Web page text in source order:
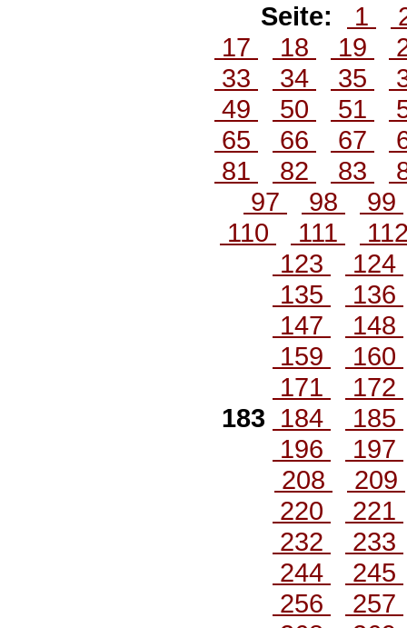
Seite: 1
17
18 19
33
34 35
49
50 51
65
66 67
81
82 83
97
98
99
110
111
123
124
135
136
147
148
159
160
171
172
183 184
185
196
197
208
209
220
221
232
233
244
245
256
257